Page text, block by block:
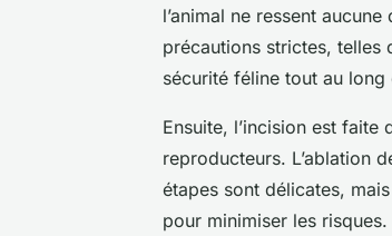
l’animal ne ressent
précautions strictes, telles
sécurité féline tout au long
Ensuite, l’incision est
reproducteurs. L’ablation
étapes sont délicates,
pour minimiser les risques.